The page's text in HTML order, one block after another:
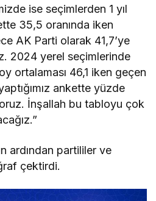
ise seçimlerden 1 yıl
35,5 oranında iken
AK Parti olarak 41,7’ye
2024 yerel seçimlerinde
ortalaması 46,1 iken geçen
ankette yüzde
İnşallah bu tabloyu çok
ardından partililer ve
çektirdi.